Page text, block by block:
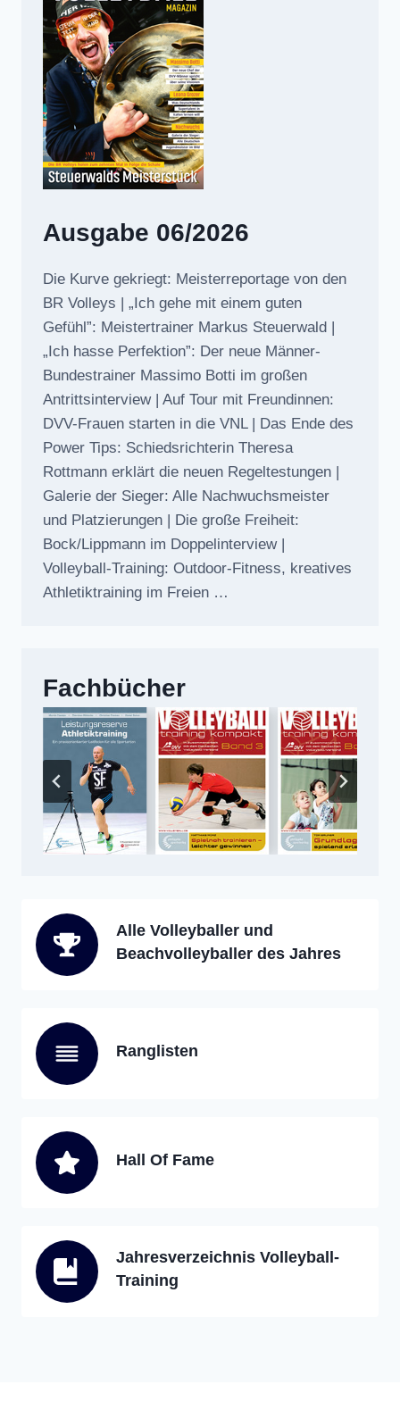
Ausgabe 06/2026
Die Kurve gekriegt: Meisterreportage von den
BR Volleys | „Ich gehe mit einem guten
Gefühl”: Meistertrainer Markus Steuerwald |
„Ich hasse Perfektion”: Der neue Männer-
Bundestrainer Massimo Botti im großen
Antrittsinterview | Auf Tour mit Freundinnen:
DVV-Frauen starten in die VNL | Das Ende des
Power Tips: Schiedsrichterin Theresa
Rottmann erklärt die neuen Regeltestungen |
Galerie der Sieger: Alle Nachwuchsmeister
und Platzierungen | Die große Freiheit:
Bock/Lippmann im Doppelinterview |
Volleyball-Training: Outdoor-Fitness, kreatives
Athletiktraining im Freien …
Fachbücher
Alle Volleyballer und
Beachvolleyballer des Jahres
Ranglisten
Hall Of Fame
Jahresverzeichnis Volleyball-
Training